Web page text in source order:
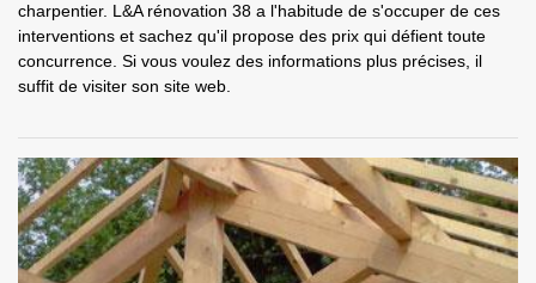
charpentier. L&A rénovation 38 a l'habitude de s'occuper de ces
interventions et sachez qu'il propose des prix qui défient toute
concurrence. Si vous voulez des informations plus précises, il
suffit de visiter son site web.